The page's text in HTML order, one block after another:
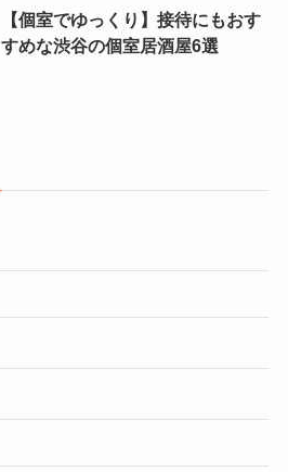
【個室でゆっくり】接待にもおす
すめな渋谷の個室居酒屋6選